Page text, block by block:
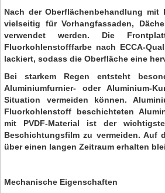
Nach der Oberflächenbehandlung
vielseitig für Vorhangfassaden,
verwendet werden. Die
Fluorkohlenstofffarbe nach ECCA-
lackiert, sodass die Oberfläche eine
Bei starkem Regen entsteht
Aluminiumfurnier- oder Aluminium-
Situation vermeiden können.
Fluorkohlenstoff beschichteten
mit PVDF-Material ist der
Beschichtungsfilm zu vermeiden. Auf
über einen langen Zeitraum erhalten
Mechanische Eigenschaften